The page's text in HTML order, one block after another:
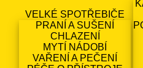
VELKÉ SPOTŘEBIČE
PRANÍ A SUŠENÍ
CHLAZENÍ
MYTÍ NÁDOBÍ
VAŘENÍ A PEČENÍ